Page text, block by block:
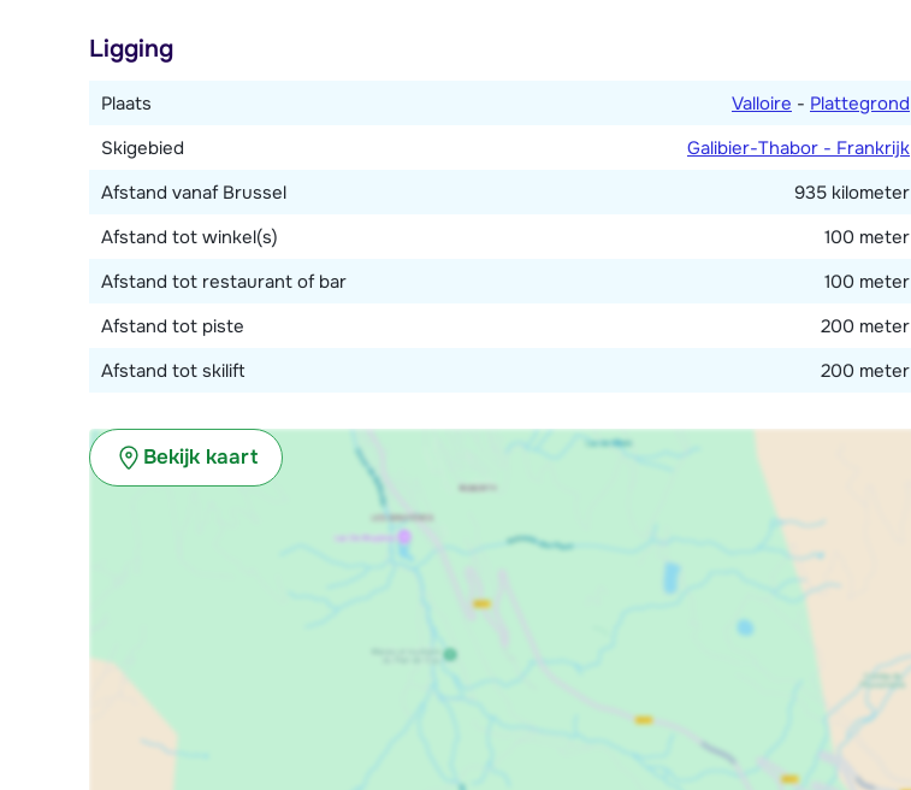
Ligging
Plaats Valloire - Plattegrond
Skigebied
Galibier-Thabor - Frankrijk
Afstand vanaf Brussel
935 kilometer
Afstand tot winkel(s)
100 meter
Afstand tot restaurant of bar
100 meter
Afstand tot piste
200 meter
Afstand tot skilift
200 meter
Bekijk kaart